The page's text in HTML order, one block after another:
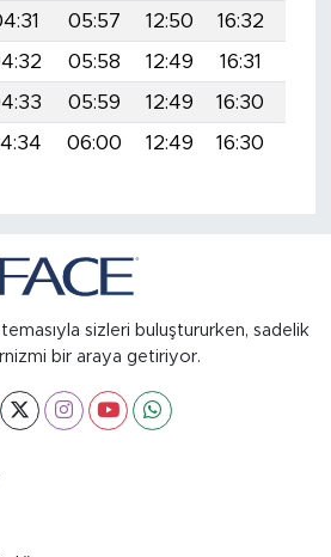
05:57 12:50 16:32
05:58 12:49 16:31
05:59 12:49 16:30
06:00 12:49 16:30
sizleri buluştururken, sadelik
bir araya getiriyor.